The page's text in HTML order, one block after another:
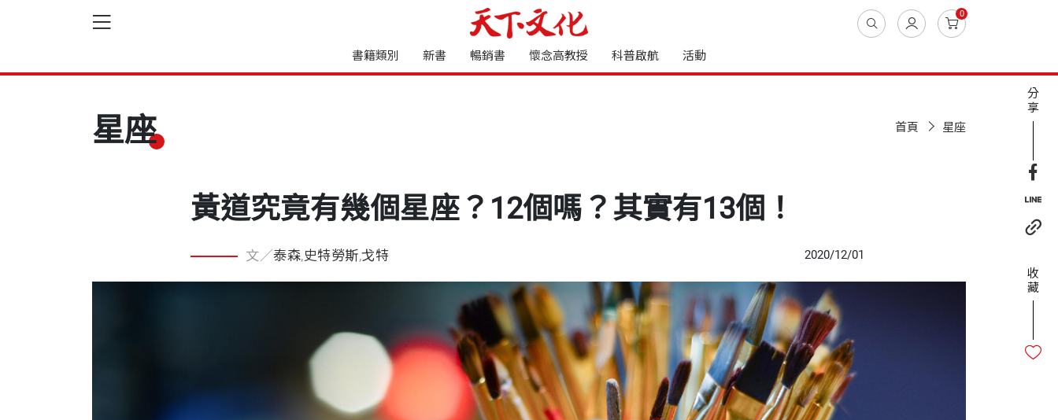
0
書籍類別 新書 暢銷書 懷念高教授 科普啟航 活動
星座 首頁 星座
黃道究竟有幾個星座？12個嗎？其實有13個！
文／泰森,史特勞斯,戈特 2020/12/01
分
享
收
藏